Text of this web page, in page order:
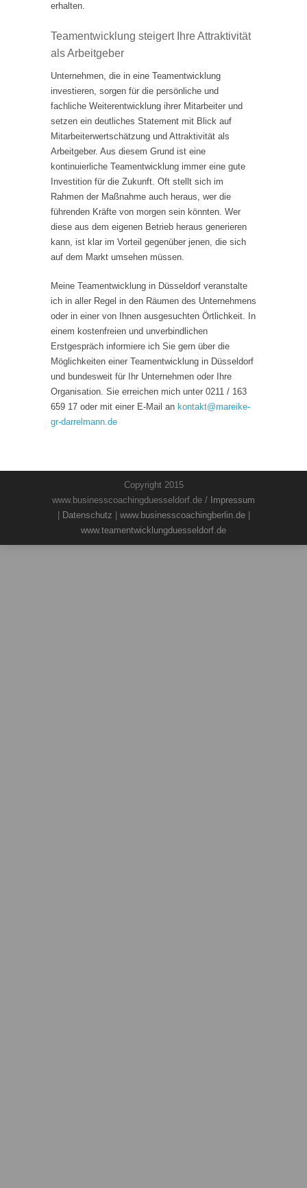
erhalten.
Teamentwicklung steigert Ihre Attraktivität
als Arbeitgeber
Unternehmen, die in eine Teamentwicklung
investieren, sorgen für die persönliche und
fachliche Weiterentwicklung ihrer Mitarbeiter und
setzen ein deutliches Statement mit Blick auf
Mitarbeiterwertschätzung und Attraktivität als
Arbeitgeber. Aus diesem Grund ist eine
kontinuierliche Teamentwicklung immer eine gute
Investition für die Zukunft. Oft stellt sich im
Rahmen der Maßnahme auch heraus, wer die
führenden Kräfte von morgen sein könnten. Wer
diese aus dem eigenen Betrieb heraus generieren
kann, ist klar im Vorteil gegenüber jenen, die sich
auf dem Markt umsehen müssen.
Meine Teamentwicklung in Düsseldorf veranstalte
ich in aller Regel in den Räumen des Unternehmens
oder in einer von Ihnen ausgesuchten Örtlichkeit. In
einem kostenfreien und unverbindlichen
Erstgespräch informiere ich Sie gern über die
Möglichkeiten einer Teamentwicklung in Düsseldorf
und bundesweit für Ihr Unternehmen oder Ihre
Organisation. Sie erreichen mich unter 0211 / 163
659 17 oder mit einer E-Mail an kontakt@mareike-
gr-darrelmann.de
Copyright 2015
www.businesscoachingduesseldorf.de / Impressum
Datenschutz www.businesscoachingberlin.de|
www.teamentwicklungduesseldorf.de